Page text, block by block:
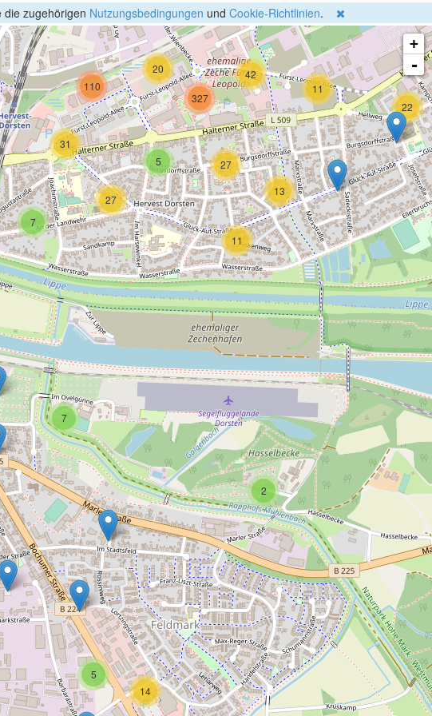
die zugehörigen Nutzungsbedingungen und Cookie-Richtlinien.
2
22
5
14
4
11
13
11
7
31
27
20 42
5 27
327
110
7
+
-